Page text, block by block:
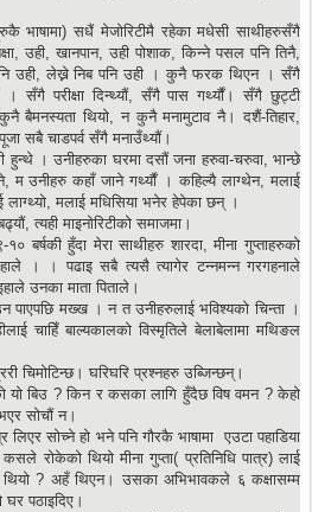
भाषामा) सधैं मेजोरिटीमै रहेका मधेसी साथीहरुसँगै
उही, खानपान, उही पोशाक, किन्ने पसल पनि तिनै,
उही, लेख्ने निब पनि उही । कुनै फरक थिएन । सँगै
। सँगै परीक्षा दिन्थ्यौं, सँगै पास गर्थ्यौं। सँगै छुट्टी
बैमनस्यता थियो, न कुनै मनामुटाव नै। दशैं-तिहार,
सबै चाडपर्व सँगै मनाउँथ्यौं।
हुन्थे । उनीहरुका घरमा दसौं जना हरुवा-चरुवा, भान्छे
उनीहरु कहाँ जाने गर्थ्यौं । कहिल्यै लाग्थेन, मलाई
मलाई मधिसिया भनेर हेपेका छन् ।
त्यही माइनोरिटीको समाजमा।
बर्षकी हुँदा मेरा साथीहरु शारदा, मीना गुप्ताहरुको
। । पढाइ सबै त्यसै त्यागेर टन्नमन्न गरगहनाले
उनका माता पिताले।
पाएपछि मख्ख । न त उनीहरुलाई भविश्यको चिन्ता ।
चाहिँ बाल्यकालको विस्मृतिले बेलाबेलामा मथिङल
चिमोटिन्छ। घरिघरि प्रश्नहरु उब्जिन्छन्।
यो बिउ ? किन र कसका लागि हुँदैछ विष वमन ? केहो
सोचौं न।
लिएर सोच्ने हो भने पनि गौरकै भाषामा एउटा पहाडिया
रोकेको थियो मीना गुप्ता( प्रतिनिधि पात्र) लाई
? अहँ थिएन। उसका अभिभावकले ६ कक्षासम्म
पठाइदिए।